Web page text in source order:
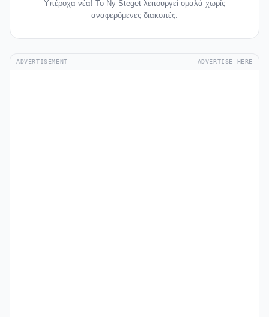
Υπέροχα νέα! Το Ny Steget λειτουργεί ομαλά χωρίς
αναφερόμενες διακοπές.
ADVERTISEMENT ADVERTISE HERE